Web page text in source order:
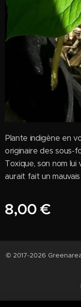
Plante indigène en
originaire des sous-
Toxique, son nom
aurait fait un
8,00 €
© 2017-2026